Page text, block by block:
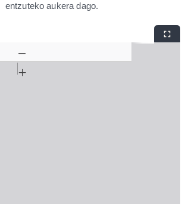
entzuteko aukera dago.